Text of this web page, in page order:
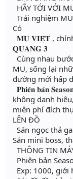
HÃY TỚI VỚI
Trải nghiệm
Có
𝐌𝐔 𝐕𝐈𝐄̣̂𝐓 ,
𝐐𝐔𝐀𝐍𝐆 𝟑
Cùng nhau
MU, sống lại
đường mới hấp
𝐏𝐡𝐢𝐞̂𝐧 𝐛𝐚̉𝐧
không danh
miễn phí đích
LÊN ĐỒ
Săn ngọc thả
Săn mini boss,
THÔNG TIN
Phiên bản
Exp: 1000, giới